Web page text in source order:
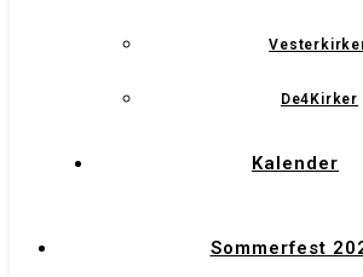
De4Kirker
Kalender
Sommerfest